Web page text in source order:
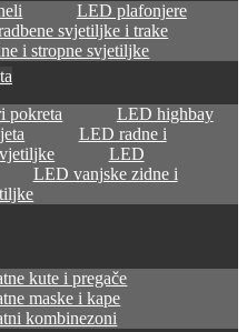
LED plafonjere
svjetiljke i trake
i stropne svjetiljke
pokreta
LED highbay
LED radne i
LED
LED vanjske zidne i
kute i pregače
maske i kape
kombinezoni